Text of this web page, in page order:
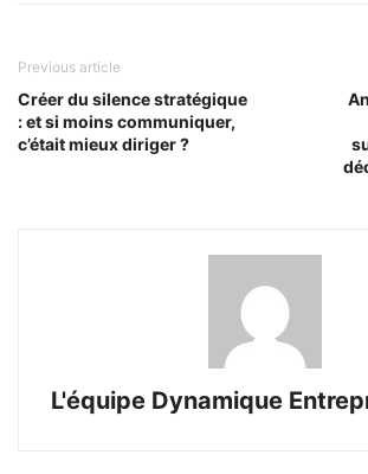
Previous article
Créer du silence stratégique
: et si moins communiquer,
c’était mieux diriger ?
L'équipe Dynamique